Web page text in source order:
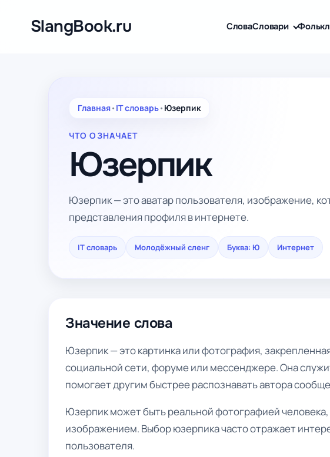
содержимомуSlangBook.ru СловаСловари
Главная• IT словарь• Юзерпик
ЧТО ОЗНАЧАЕТ
Юзерпик
Юзерпик — это аватар пользователя, изображение,
представления профиля в интернете.
IT словарь Молодёжный сленг Буква: Ю Интернет
Значение слова
Юзерпик — это картинка или фотография,
социальной сети, форуме или мессенджере. Она
помогает другим быстрее распознавать автора
Юзерпик может быть реальной фотографией
изображением. Выбор юзерпика часто отражает
пользователя.